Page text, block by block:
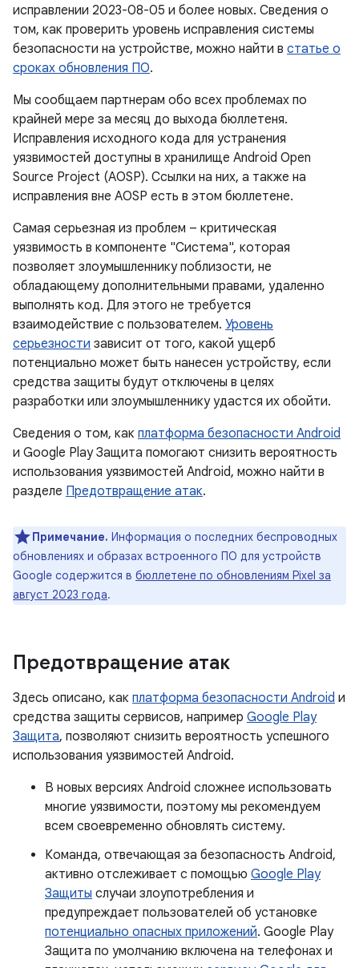
исправлении 2023-08-05 и более новых. Сведения о
том, как проверить уровень исправления системы
безопасности на устройстве, можно найти в статье о
сроках обновления ПО.
Мы сообщаем партнерам обо всех проблемах по
крайней мере за месяц до выхода бюллетеня.
Исправления исходного кода для устранения
уязвимостей доступны в хранилище Android Open
Source Project (AOSP). Ссылки на них, а также на
исправления вне AOSP есть в этом бюллетене.
Самая серьезная из проблем – критическая
уязвимость в компоненте "Система", которая
позволяет злоумышленнику поблизости, не
обладающему дополнительными правами, удаленно
выполнять код. Для этого не требуется
взаимодействие с пользователем. Уровень
серьезности зависит от того, какой ущерб
потенциально может быть нанесен устройству, если
средства защиты будут отключены в целях
разработки или злоумышленнику удастся их обойти.
Сведения о том, как платформа безопасности Android
и Google Play Защита помогают снизить вероятность
использования уязвимостей Android, можно найти в
разделе Предотвращение атак.
Примечание. Информация о последних беспроводных
обновлениях и образах встроенного ПО для устройств
Google содержится в бюллетене по обновлениям Pixel за
август 2023 года.
Предотвращение атак
Здесь описано, как платформа безопасности Android и
средства защиты сервисов, например Google Play
Защита, позволяют снизить вероятность успешного
использования уязвимостей Android.
В новых версиях Android сложнее использовать
многие уязвимости, поэтому мы рекомендуем
всем своевременно обновлять систему.
Команда, отвечающая за безопасность Android,
активно отслеживает с помощью Google Play
Защиты случаи злоупотребления и
предупреждает пользователей об установке
потенциально опасных приложений. Google Play
Защита по умолчанию включена на телефонах и